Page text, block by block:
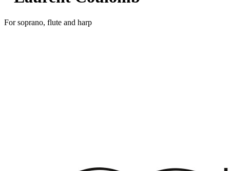
For soprano, flute and harp